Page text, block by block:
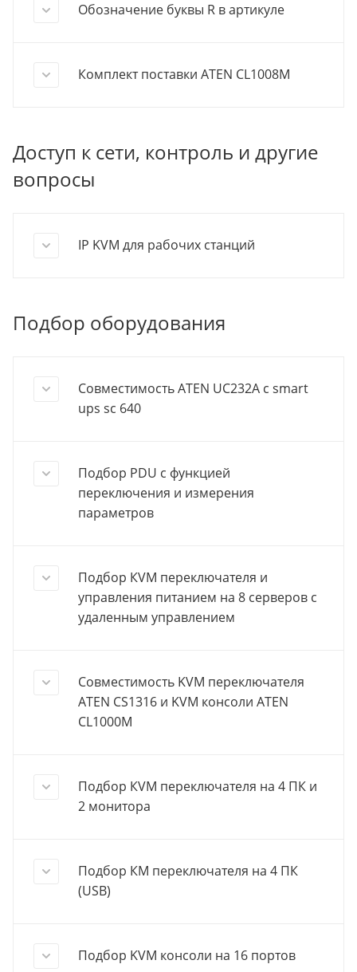
Обозначение буквы R в артикуле
Комплект поставки ATEN CL1008M
Доступ к сети, контроль и другие
вопросы
IP KVM для рабочих станций
Подбор оборудования
Совместимость ATEN UC232A с smart
ups sc 640
Подбор PDU с функцией
переключения и измерения
параметров
Подбор КVМ переключателя и
управления питанием на 8 серверов с
удаленным управлением
Совместимость KVM переключателя
ATEN CS1316 и KVM консоли ATEN
CL1000M
Подбор КVМ переключателя на 4 ПК и
2 монитора
Подбор КМ переключателя на 4 ПК
(USB)
Подбор KVM консоли на 16 портов